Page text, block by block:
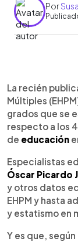
Por
►
La recién
Múltiples
grados que se
respecto a los
de educación
Especialistas
Óscar Picardo
y otros datos
EHPM y hasta
y estatismo en
Y es que,